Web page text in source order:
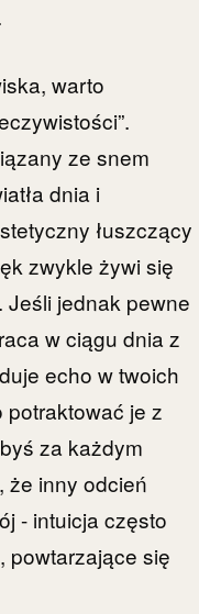
warto
ze snem
dnia i
łuszczący
zwykle żywi się
Jeśli jednak pewne
w ciągu dnia z
echo w twoich
je z
za każdym
że inny odcień
- intuicja często
powtarzające się